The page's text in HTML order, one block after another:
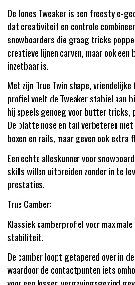
De Jones Tweaker is een freestyle-
dat creativiteit en controle
snowboarders die graag tricks
creatieve lijnen carven, maar ook
inzetbaar is.
Met zijn True Twin shape, vriendelijke
profiel voelt de Tweaker stabiel aan
hij speels genoeg voor butter tricks,
De platte nose en tail verbeteren niet
boxen en rails, maar geven ook extra
Een echte alleskunner voor
skills willen uitbreiden zonder in te
prestaties.
True Camber:
Klassiek camberprofiel voor
stabiliteit.
De camber loopt getapered over in
waardoor de contactpunten iets